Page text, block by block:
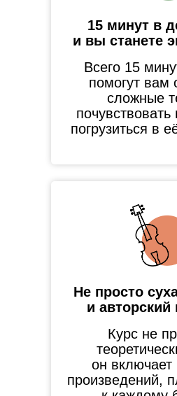
Всего 15
помогут вам
сложные
погрузиться в
15 минут в
и вы станете
Курс не
он включает
произведений,
Не просто
и авторский